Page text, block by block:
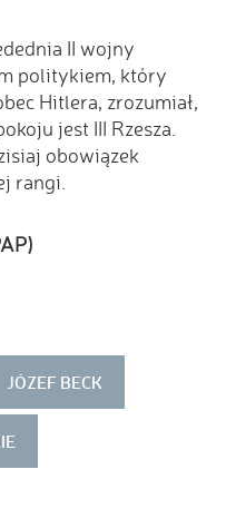
II wojny
politykiem, który
Hitlera, zrozumiał,
jest III Rzesza.
obowiązek
rangi.
JÓZEF BECK